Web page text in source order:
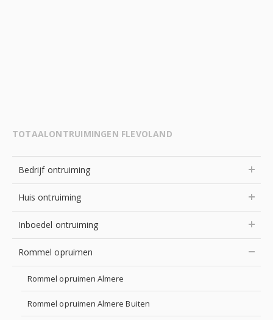
TOTAALONTRUIMINGEN FLEVOLAND
Bedrijf ontruiming
Huis ontruiming
Inboedel ontruiming
Rommel opruimen
Rommel opruimen Almere
Rommel opruimen Almere Buiten